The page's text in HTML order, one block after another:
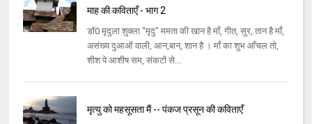
माह की कविताएँ - भाग 2
डॉ0 मृदुला शुक्ला "मृदु" ममता की खान है माँ, गीत, सुर, तान है माँ,
असंख्य दुआओं वाली, आन,बान, शान है । माँ का शुभ आँचल तो,
शीश पे आशीष सम, संकटों से...
मृत्यु को महसूसता मैं -- पंकज प्रसून की कविताएँ